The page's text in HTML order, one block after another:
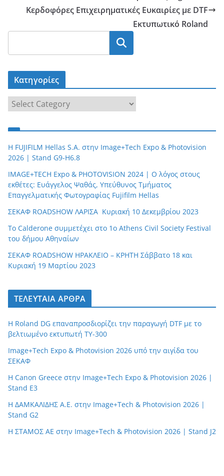
Κερδοφόρες Επιχειρηματικές Ευκαιρίες με DTF
Εκτυπωτικό Roland
Κατηγορίες
α
τ
γ
ρ
ί
ς
H FUJIFILM Hellas S.A. στην Image+Tech Expo & Photovision
2026 | Stand G9-H6.8
IMAGE+TECH Expo & PHOTOVISION 2024 | O λόγος στους
εκθέτες: Ευάγγελος Ψαθάς, Υπεύθυνος Τμήματος
Επαγγελματικής Φωτογραφίας Fujifilm Hellas
ΣΕΚΑΦ ROADSHOW ΛΑΡΙΣΑ Κυριακή 10 Δεκεμβρίου 2023
Το Calderone συμμετέχει στο 1ο Athens Civil Society Festival
του δήμου Αθηναίων
ΣΕΚΑΦ ROADSHOW ΗΡΑΚΛΕΙΟ – ΚΡΗΤΗ Σάββατο 18 και
Κυριακή 19 Μαρτίου 2023
ΤΕΛΕΥΤΑΙΑ ΑΡΘΡΑ
Η Roland DG επαναπροσδιορίζει την παραγωγή DTF με το
βελτιωμένο εκτυπωτή TY-300
Image+Tech Expo & Photovision 2026 υπό την αιγίδα του
ΣΕΚΑΦ
H Canon Greece στην Image+Tech Expo & Photovision 2026 |
Stand E3
Η ΔΑΜΚΑΛΙΔΗΣ Α.Ε. στην Image+Tech & Photovision 2026 |
Stand G2
H ΣΤΑΜΟΣ ΑΕ στην Image+Tech & Photovision 2026 | Stand J2